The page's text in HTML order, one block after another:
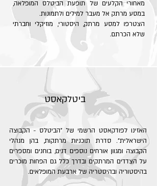
מאחורי הקלעים של תופעת הביטלס המופלאה,
במסע מרתק אל מעבר למילים ולתמונות.
הצטרפו למסע מרתק, היסטורי, מוזיקלי וחברתי
שלא הכרתם.
ביטלקאסט
האזינו לפודקאסט הרשמי של "הביטלס - הקבוצה
הישראלית". סדרת תוכניות מרתקות, בהן מנהלי
הקבוצה ומגוון אורחים נוספים דנים, בוחנים ומספרים
על הצדדים המרתקים ובדרך כלל גם הפחות מוכרים
בהיסטוריה ובהיסטריה של ארבעת המופלאים.